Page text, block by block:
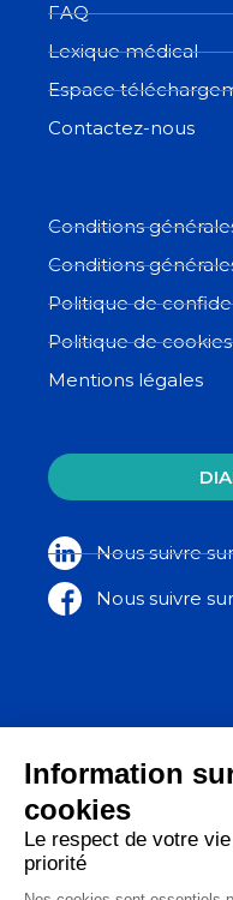
FAQ
Lexique médical
Espace
Contactez-nous
Conditions
Conditions
Politique de
Politique de cookies
Mentions légales
Nous suivre
Nous suivre sur
La Poste Santé &
un ensemble